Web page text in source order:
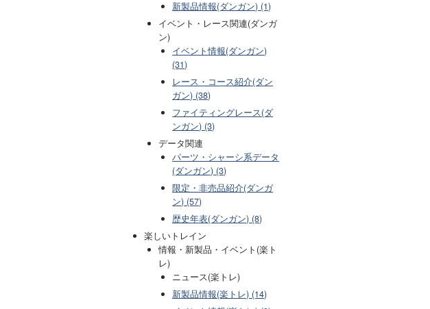
新製品情報(ダンガン) (1)
イベント・レース関連(ダンガ
ン)
イベント情報(ダンガン)
(31)
レース・コース紹介(ダン
ガン) (38)
ファイティングレース(ダ
ンガン) (3)
データ関連
パーツ・シャーシ系データ
(ダンガン) (3)
限定・非売品紹介(ダンガ
ン) (57)
歴史年表(ダンガン) (8)
楽しいトレイン
情報・新製品・イベント(楽ト
レ)
ニュース(楽トレ)
新製品情報(楽トレ) (14)